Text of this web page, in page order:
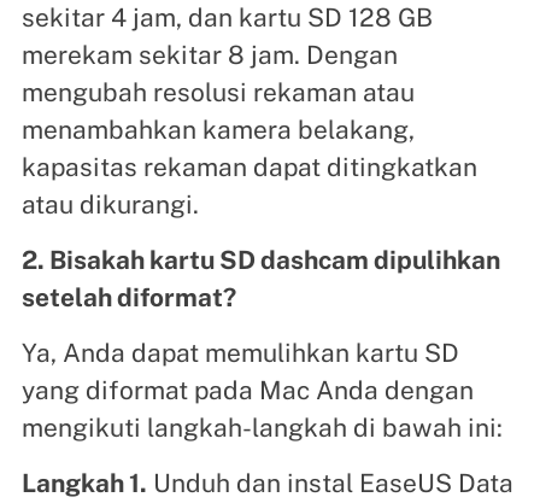
sekitar 4 jam, dan kartu SD 128 GB
merekam sekitar 8 jam. Dengan
mengubah resolusi rekaman atau
menambahkan kamera belakang,
kapasitas rekaman dapat ditingkatkan
atau dikurangi.
2. Bisakah kartu SD dashcam dipulihkan
setelah diformat?
Ya, Anda dapat memulihkan kartu SD
yang diformat pada Mac Anda dengan
mengikuti langkah-langkah di bawah ini:
Langkah 1. Unduh dan instal EaseUS Data